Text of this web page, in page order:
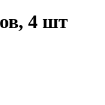
4 шт